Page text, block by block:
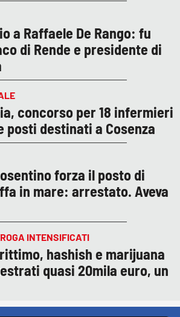
a Raffaele De Rango: fu
di Rende e presidente di
concorso per 18 infermieri
destinati a Cosenza
forza il posto di
in mare: arrestato. Aveva
INTENSIFICATI
hashish e marijuana
quasi 20mila euro, un